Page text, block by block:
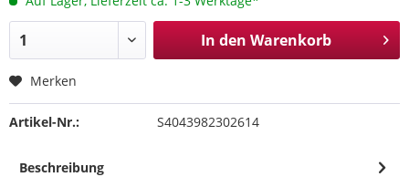
In den Warenkorb
Merken
Artikel-Nr.: S4043982302614
Beschreibung